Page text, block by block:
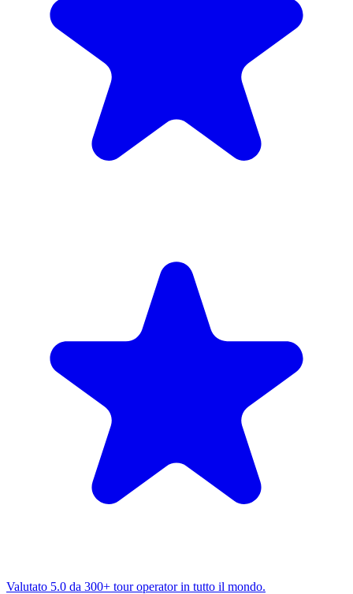
Valutato 5.0 da 300+ tour operator in tutto il mondo.